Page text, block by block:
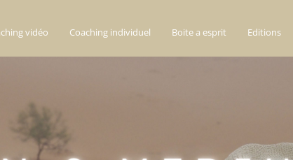
vidéo Coaching individuel Boite a esprit Editions